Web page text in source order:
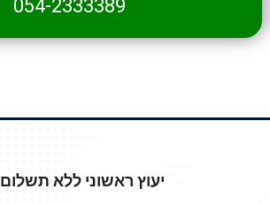
054-2333389
יעוץ ראשוני ללא תשלום